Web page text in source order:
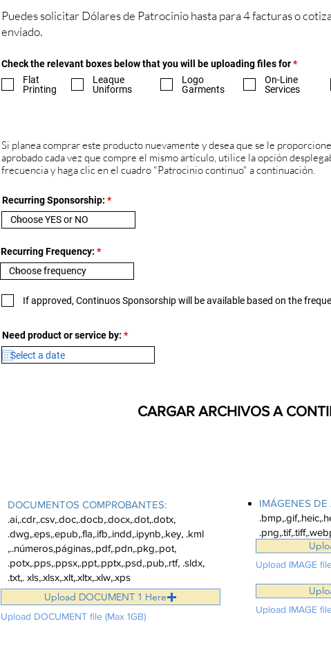
Puedes solicitar Dólares de Patrocinio hasta para 4 facturas o
enviado.
Check the relevant boxes below that you will be uploading files for*O
l
i
i
o
Flat
Printing
Leaque
Uniforms
Logo
Garments
On-Line
Services
Si planea comprar este producto nuevamente y desea que se le
aprobado cada vez que compre el mismo artículo, utilice la opción
frecuencia y haga clic en el cuadro "Patrocinio continuo" a continuación.
Recurring Sponsorship:
Recurring Frequency:
If approved, Continuos Sponsorship will be available based on the
Need product or service by: *r
e
u
CARGAR ARCHIVOS A
DOCUMENTOS COMPROBANTES:
.ai,.cdr,.csv,.doc,.docb,.docx,.dot,.dotx,
.dwg,.eps,.epub,.fla,.ifb,.indd,.ipynb,.key, .kml
,..números,páginas,.pdf,.pdn,.pkg,.pot,
.potx,.pps,.ppsx,.ppt,.pptx,.psd,.pub,.rtf, .sldx,
.txt,. xls,.xlsx,.xlt,.xltx,.xlw,.xps
Upload DOCUMENT 1 Here
Upload DOCUMENT file (Max 1GB)
IMÁGENES DE
Upload IMAGE
Upload IMAGE